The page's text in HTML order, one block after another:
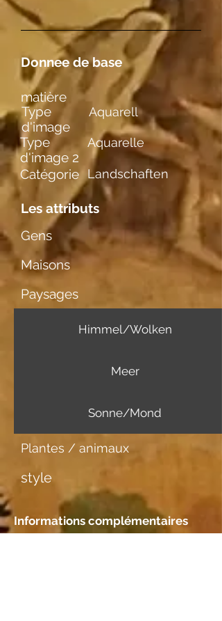
Donnee de base
Type
d'image
Aquarell
Type
d'image 2
Aquarelle
Catégorie Landschaften
Les attributs
Gens
Maisons
Paysages
Himmel/Wolken
Meer
Sonne/Mond
Plantes / animaux
style
Informations complémentaires
matière